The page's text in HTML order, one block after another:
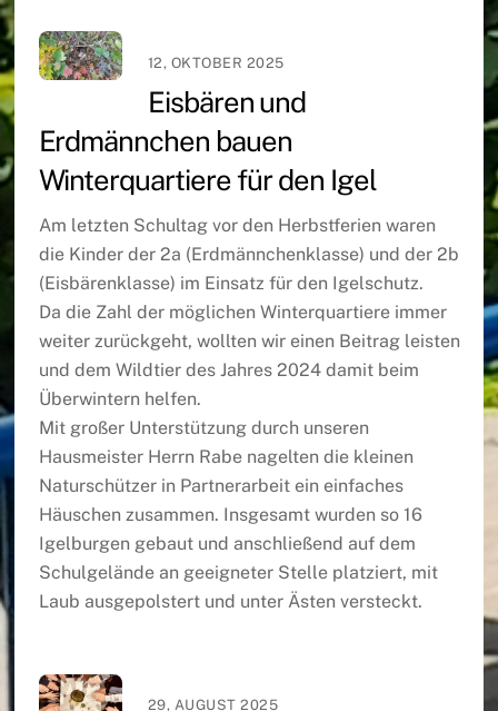
12, OKTOBER 2025
Eisbären und
Erdmännchen bauen
Winterquartiere für den Igel
Am letzten Schultag vor den Herbstferien waren
die Kinder der 2a (Erdmännchenklasse) und der 2b
(Eisbärenklasse) im Einsatz für den Igelschutz.
Da die Zahl der möglichen Winterquartiere immer
weiter zurückgeht, wollten wir einen Beitrag leisten
und dem Wildtier des Jahres 2024 damit beim
Überwintern helfen.
Mit großer Unterstützung durch unseren
Hausmeister Herrn Rabe nagelten die kleinen
Naturschützer in Partnerarbeit ein einfaches
Häuschen zusammen. Insgesamt wurden so 16
Igelburgen gebaut und anschließend auf dem
Schulgelände an geeigneter Stelle platziert, mit
Laub ausgepolstert und unter Ästen versteckt.
29, AUGUST 2025